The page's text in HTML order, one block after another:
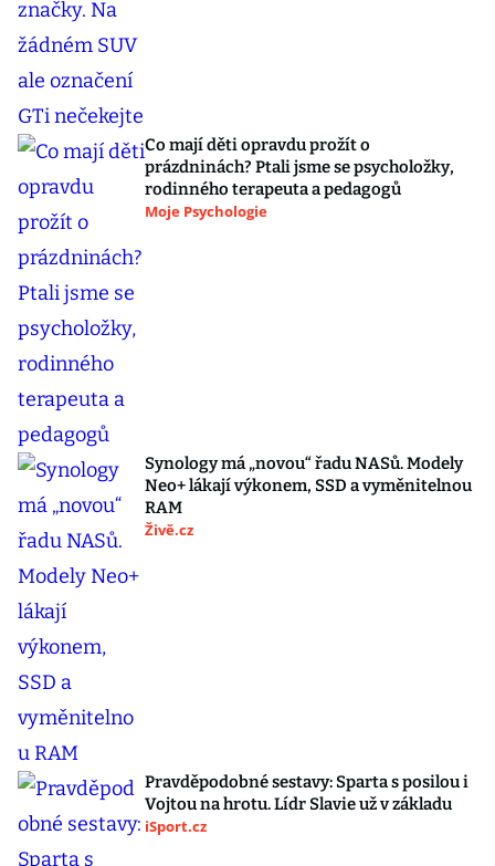
Co mají děti opravdu prožít o
prázdninách? Ptali jsme se psycholožky,
rodinného terapeuta a pedagogů
Moje Psychologie
Synology má „novou“ řadu NASů. Modely
Neo+ lákají výkonem, SSD a vyměnitelnou
RAM
Živě.cz
Pravděpodobné sestavy: Sparta s posilou i
Vojtou na hrotu. Lídr Slavie už v základu
iSport.cz